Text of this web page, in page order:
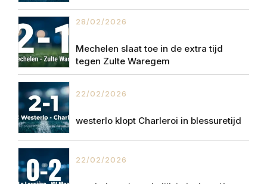
28/02/2026
Mechelen slaat toe in de extra tijd
tegen Zulte Waregem
22/02/2026
westerlo klopt Charleroi in blessuretijd
22/02/2026